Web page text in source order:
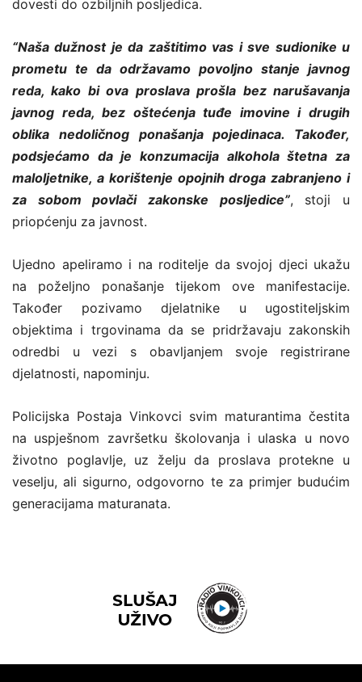
dovesti do ozbiljnih posljedica.
“Naša dužnost je da zaštitimo vas i sve sudionike u
prometu te da održavamo povoljno stanje javnog
reda, kako bi ova proslava prošla bez narušavanja
javnog reda, bez oštećenja tuđe imovine i drugih
oblika nedoličnog ponašanja pojedinaca. Također,
podsjećamo da je konzumacija alkohola štetna za
maloljetnike, a korištenje opojnih droga zabranjeno i
za sobom povlači zakonske posljedice”, stoji u
priopćenju za javnost.
Ujedno apeliramo i na roditelje da svojoj djeci ukažu
na poželjno ponašanje tijekom ove manifestacije.
Također pozivamo djelatnike u ugostiteljskim
objektima i trgovinama da se pridržavaju zakonskih
odredbi u vezi s obavljanjem svoje registrirane
djelatnosti, napominju.
Policijska Postaja Vinkovci svim maturantima čestita
na uspješnom završetku školovanja i ulaska u novo
životno poglavlje, uz želju da proslava protekne u
veselju, ali sigurno, odgovorno te za primjer budućim
generacijama maturanata.